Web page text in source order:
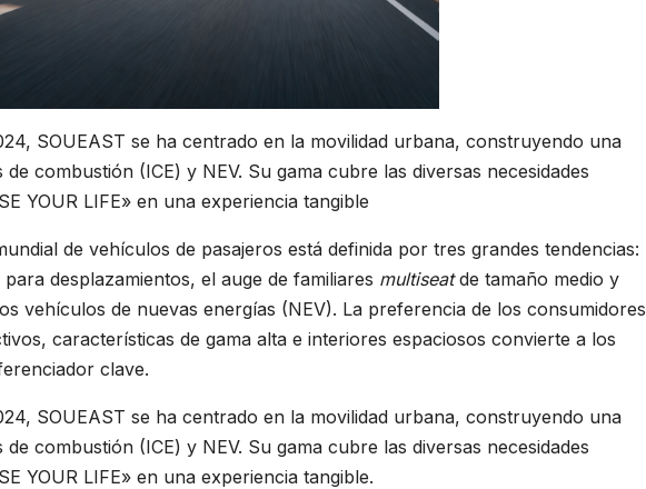
SOUEAST se ha centrado en la movilidad urbana, construyendo una
combustión (ICE) y NEV. Su gama cubre las diversas necesidades
YOUR LIFE» en una experiencia tangible
de vehículos de pasajeros está definida por tres grandes tendencias:
desplazamientos, el auge de familiares multiseatde tamaño medio y
vehículos de nuevas energías (NEV). La preferencia de los consumidores
características de gama alta e interiores espaciosos convierte a los
clave.
SOUEAST se ha centrado en la movilidad urbana, construyendo una
combustión (ICE) y NEV. Su gama cubre las diversas necesidades
YOUR LIFE» en una experiencia tangible.